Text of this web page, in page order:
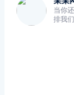
当你
排我